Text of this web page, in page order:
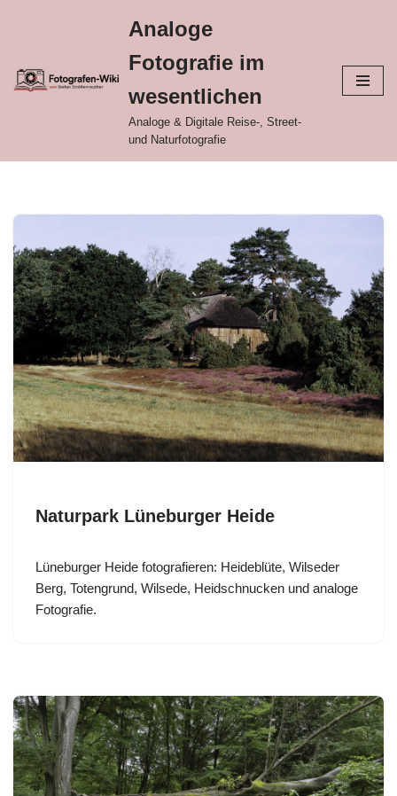
Inhalt
springen
Analoge
Fotografie im
wesentlichen
Analoge & Digitale Reise-, Street-
und Naturfotografie
Naturpark Lüneburger Heide
Lüneburger Heide fotografieren: Heideblüte, Wilseder
Berg, Totengrund, Wilsede, Heidschnucken und analoge
Fotografie.